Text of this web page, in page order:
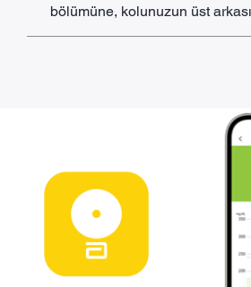
bölümüne, kolunuzun üst